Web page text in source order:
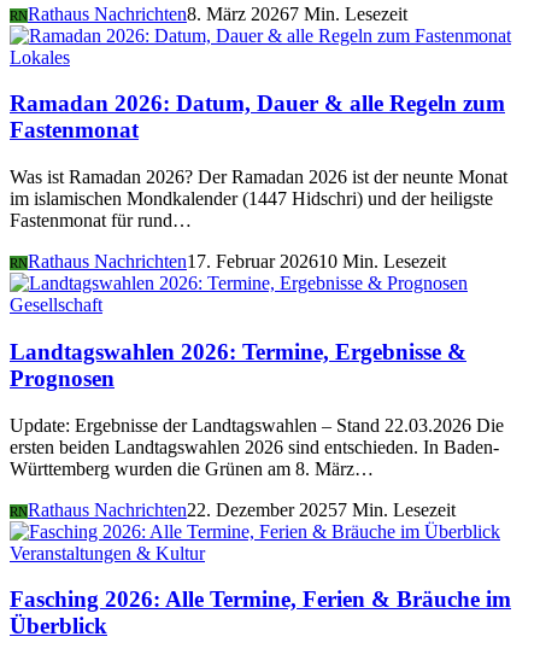
RNRathaus Nachrichten8. März 20267 Min. Lesezeit
Lokales
Ramadan 2026: Datum, Dauer & alle Regeln zum
Fastenmonat
Was ist Ramadan 2026? Der Ramadan 2026 ist der neunte Monat
im islamischen Mondkalender (1447 Hidschri) und der heiligste
Fastenmonat für rund…
RNRathaus Nachrichten17. Februar 202610 Min. Lesezeit
Gesellschaft
Landtagswahlen 2026: Termine, Ergebnisse &
Prognosen
Update: Ergebnisse der Landtagswahlen – Stand 22.03.2026 Die
ersten beiden Landtagswahlen 2026 sind entschieden. In Baden-
Württemberg wurden die Grünen am 8. März…
RNRathaus Nachrichten22. Dezember 20257 Min. Lesezeit
Veranstaltungen & Kultur
Fasching 2026: Alle Termine, Ferien & Bräuche im
Überblick